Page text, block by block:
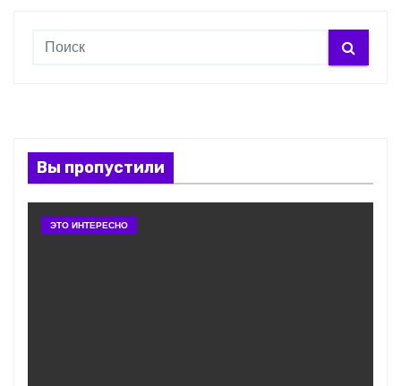
Вы пропустили
ЭТО ИНТЕРЕСНО